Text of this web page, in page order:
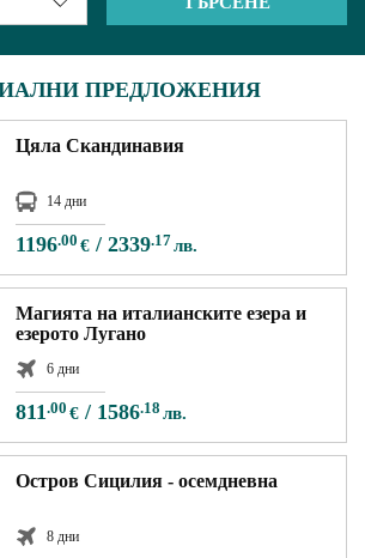
Контакти
Запитване
ПРЕДЛОЖЕНИЯ
Цяла Скандинавия
14 дни
1196.00 €/ 2339.17лв.
Магията на италианските езера и
езерото Лугано
6 дни
811 .00 €/ 1586.18 лв.
Остров Сицилия - осемдневна
8 дни